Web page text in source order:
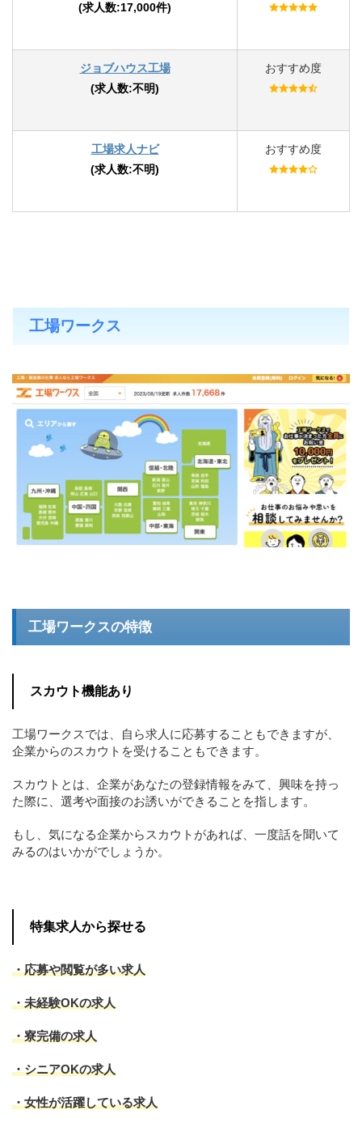
(求人数:17,000件)
ジョブハウス工場
(求人数:不明)
おすすめ度
工場求人ナビ
(求人数:不明)
おすすめ度
工場ワークス
工場ワークスの特徴
スカウト機能あり
工場ワークスでは、自ら求人に応募することもできますが、
企業からのスカウトを受けることもできます。
スカウトとは、企業があなたの登録情報をみて、興味を持っ
た際に、選考や面接のお誘いができることを指します。
もし、気になる企業からスカウトがあれば、一度話を聞いて
みるのはいかがでしょうか。
特集求人から探せる
・応募や閲覧が多い求人
・未経験OKの求人
・寮完備の求人
・シニアOKの求人
・女性が活躍している求人